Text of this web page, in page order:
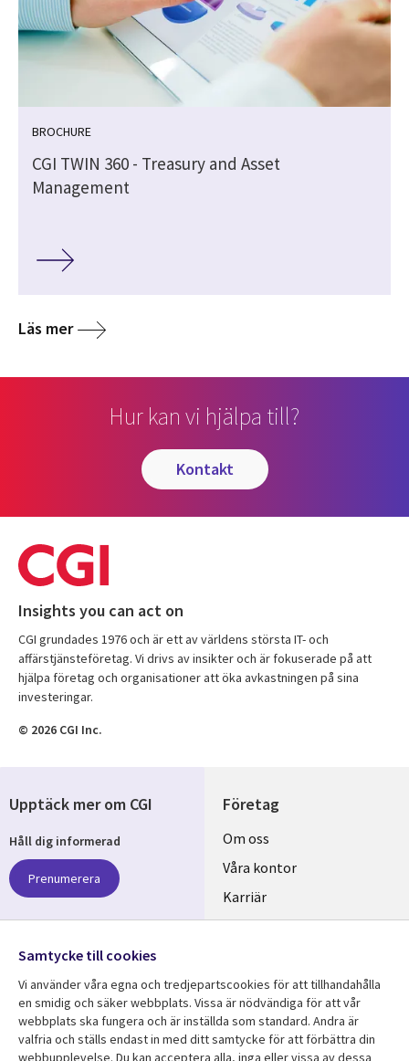
BROCHURE
CGI TWIN 360 - Treasury and Asset
Management
Läs mer
Hur kan vi hjälpa till?
kontakt
Insights you can act on
CGI grundades 1976 och är ett av världens största IT- och
affärstjänsteföretag. Vi drivs av insikter och är fokuserade på att
hjälpa företag och organisationer att öka avkastningen på sina
investeringar.
© 2026 CGI Inc.
Företag
Useful
links
SWEDEN
Om oss
Våra kontor
Karriär
Hållbarhet
Upptäck mer om CGI
Håll dig informerad
Prenumerera
Följ oss
Social
Media
SWEDEN
Samtycke till cookies
Vi använder våra egna och tredjepartscookies för att tillhandahålla
en smidig och säker webbplats. Vissa är nödvändiga för att vår
webbplats ska fungera och är inställda som standard. Andra är
valfria och ställs endast in med ditt samtycke för att förbättra din
webbupplevelse. Du kan acceptera alla, inga eller vissa av dessa